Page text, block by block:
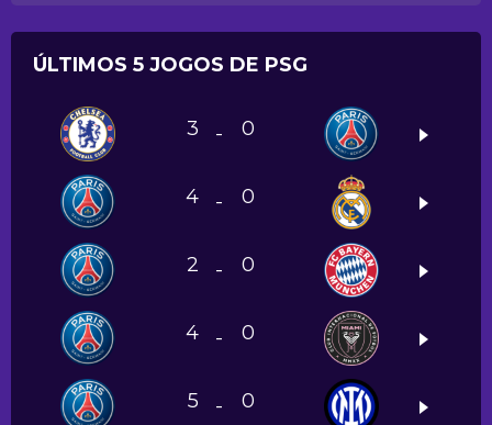
ÚLTIMOS 5 JOGOS DE PSG
3 - 0
4 - 0
2 - 0
4 - 0
5 - 0